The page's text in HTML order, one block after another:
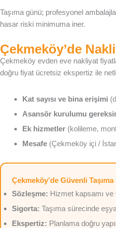
Taşıma günü; profesyonel
hasar riski minimuma iner.
Çekmeköy’de
Çekmeköy evden eve nakliyat
doğru fiyat ücretsiz ekspertiz ile
Kat sayısı ve bina erişimi
Asansör kurulumu
Ek hizmetler (kolileme,
Mesafe (Çekmeköy içi /
Çekmeköy’de Güvenli
Sözleşme: Hizmet kapsamı ve
Sigorta: Taşıma sürecinde
Ekspertiz: Planlama doğru